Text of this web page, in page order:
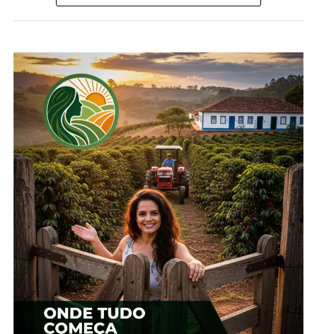
Coordenado pela Secretaria da Ciência, Tecnologia
são considerados política pública de Estado, com
amparo naLei n.º 20.086/2019, com foco na
qualificação contínua do setor público. Além do
curso de pós-graduação, totalmente custeado pelo
Estado, a iniciativa envolve atividades práticas em
órgãos do governo.
Os profissionais da residência em Economia Rural
irão atuar na Secretaria da Agricultura e do
Abastecimento (Seab). A carga horária para as
atividades práticas dos bolsistas será de 30 horas
semanais, de segunda a sexta-feira. Já o curso de
especialização será ofertado pela Universidade
Estadual do Oeste do Paraná (Unioeste), na
modalidade de ensino à distância, com carga
horária de 450 horas.